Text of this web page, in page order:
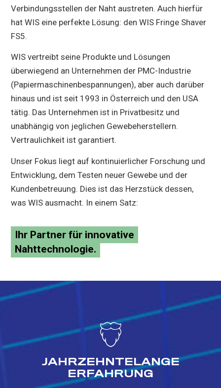
Verbindungsstellen der Naht austreten. Auch hierfür
hat WIS eine perfekte Lösung: den WIS Fringe Shaver
FS5.
WIS vertreibt seine Produkte und Lösungen
überwiegend an Unternehmen der PMC-Industrie
(Papiermaschinenbespannungen), aber auch darüber
hinaus und ist seit 1993 in Österreich und den USA
tätig. Das Unternehmen ist in Privatbesitz und
unabhängig von jeglichen Gewebeherstellern.
Vertraulichkeit ist garantiert.
Unser Fokus liegt auf kontinuierlicher Forschung und
Entwicklung, dem Testen neuer Gewebe und der
Kundenbetreuung. Dies ist das Herzstück dessen,
was WIS ausmacht. In einem Satz:
Ihr Partner für innovative
Nahttechnologie.
JAHRZEHNTELANGE
ERFAHRUNG